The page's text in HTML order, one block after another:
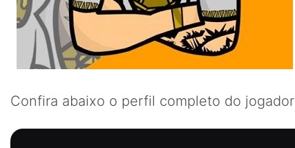
Confira abaixo o perfil completo do jogador